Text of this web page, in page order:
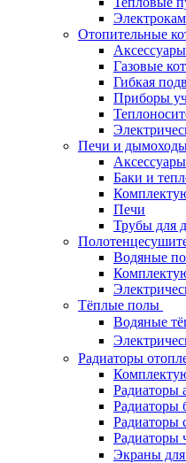
Отопительные
Газовые
Гибкая
Приборы
Печи и
Баки и
Печи
Трубы для
Водяные
Тёплые полы
Водяные
Радиаторы
Радиаторы
Радиаторы
Радиаторы
Радиаторы
Экраны для